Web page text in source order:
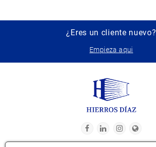
¿Eres un cliente nuevo?
Empieza aqui